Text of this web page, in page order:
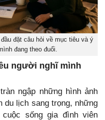
đặt câu hỏi về mục tiêu và ý
đang theo đuổi.
người nghĩ mình
ngập những hình ảnh
du lịch sang trọng, những
sống gia đình viên